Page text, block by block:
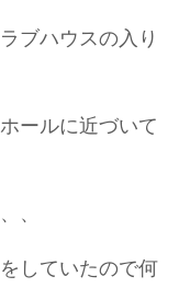
ブハウスの入り
ールに近づいて
、
していたので何